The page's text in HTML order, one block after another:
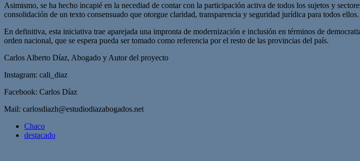
Asimismo, se ha hecho incapié en la necediad de contar con la participación activa de todos los sujetos y
consolidación de un texto consensuado que otorgue claridad, transparencia y seguridad jurídica para todos ellos.
En definitiva, esta iniciativa trae aparejada una impronta de modernización e inclusión en términos de
orden nacional, que se espera pueda ser tomado como referencia por el resto de las provincias del país.
Carlos Alberto Díaz, Abogado y Autor del proyecto
Instagram: cali_diaz
Facebook: Carlos Díaz
Mail: carlosdiazh@estudiodiazabogados.net
Chaco
destacado